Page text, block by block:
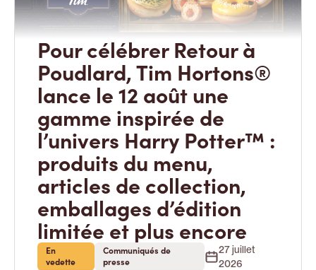
Pour célébrer Retour à
Poudlard, Tim Hortons®
lance le 12 août une
gamme inspirée de
l’univers Harry Potter™ :
produits du menu,
articles de collection,
emballages d’édition
limitée et plus encore
En
vedette
Communiqués de
presse
27 juillet
2026